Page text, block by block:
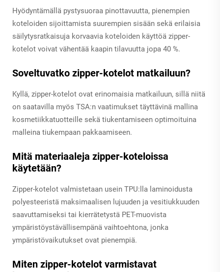
Hyödyntämällä pystysuoraa pinottavuutta, pienempien
koteloiden sijoittamista suurempien sisään sekä erilaisia
säilytysratkaisuja korvaavia koteloiden käyttöä zipper-
kotelot voivat vähentää kaapin tilavuutta jopa 40 %.
Soveltuvatko zipper-kotelot matkailuun?
Kyllä, zipper-kotelot ovat erinomaisia matkailuun, sillä niitä
on saatavilla myös TSA:n vaatimukset täyttävinä mallina
kosmetiikkatuotteille sekä tiukentamiseen optimoituina
malleina tiukempaan pakkaamiseen.
Mitä materiaaleja zipper-koteloissa
käytetään?
Zipper-kotelot valmistetaan usein TPU:lla laminoidusta
polyesteeristä maksimaalisen lujuuden ja vesitiukkuuden
saavuttamiseksi tai kierrätetystä PET-muovista
ympäristöystävällisempänä vaihtoehtona, jonka
ympäristövaikutukset ovat pienempiä.
Miten zipper-kotelot varmistavat